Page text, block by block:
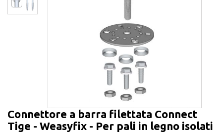
Connettore a barra filettata Connect
Tige - Weasyfix - Per pali in legno isolati